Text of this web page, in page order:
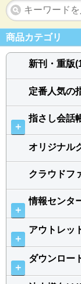
商品カテゴリ
新刊・重版
定番人気の
＋
指さし会話
オリジナル
クラウドフ
＋
情報センタ
＋
アウトレッ
＋
ダウンロー